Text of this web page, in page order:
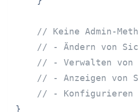
// Keine Admin-
// - Ändern von
// - Verwalten von
// - Anzeigen von
// - Konfigurieren
}